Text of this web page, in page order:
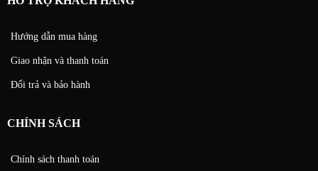
Hướng dẫn mua hàng
Giao nhận và thanh toán
Đổi trả và bảo hành
CHÍNH SÁCH
Chính sách thanh toán